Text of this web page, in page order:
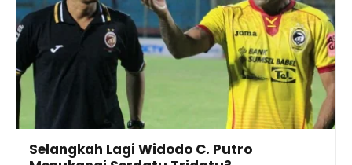
Selangkah Lagi Widodo C. Putro